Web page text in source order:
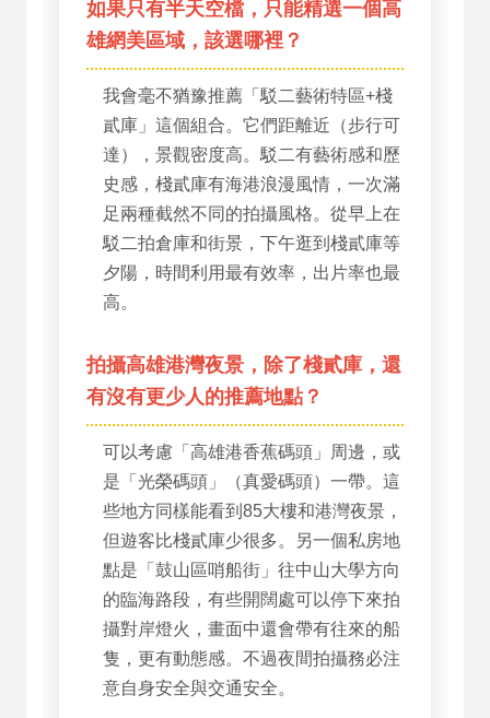
如果只有半天空檔，只能精選一個高
雄網美區域，該選哪裡？
我會毫不猶豫推薦「駁二藝術特區+棧
貳庫」這個組合。它們距離近（步行可
達），景觀密度高。駁二有藝術感和歷
史感，棧貳庫有海港浪漫風情，一次滿
足兩種截然不同的拍攝風格。從早上在
駁二拍倉庫和街景，下午逛到棧貳庫等
夕陽，時間利用最有效率，出片率也最
高。
拍攝高雄港灣夜景，除了棧貳庫，還
有沒有更少人的推薦地點？
可以考慮「高雄港香蕉碼頭」周邊，或
是「光榮碼頭」（真愛碼頭）一帶。這
些地方同樣能看到85大樓和港灣夜景，
但遊客比棧貳庫少很多。另一個私房地
點是「鼓山區哨船街」往中山大學方向
的臨海路段，有些開闊處可以停下來拍
攝對岸燈火，畫面中還會帶有往來的船
隻，更有動態感。不過夜間拍攝務必注
意自身安全與交通安全。